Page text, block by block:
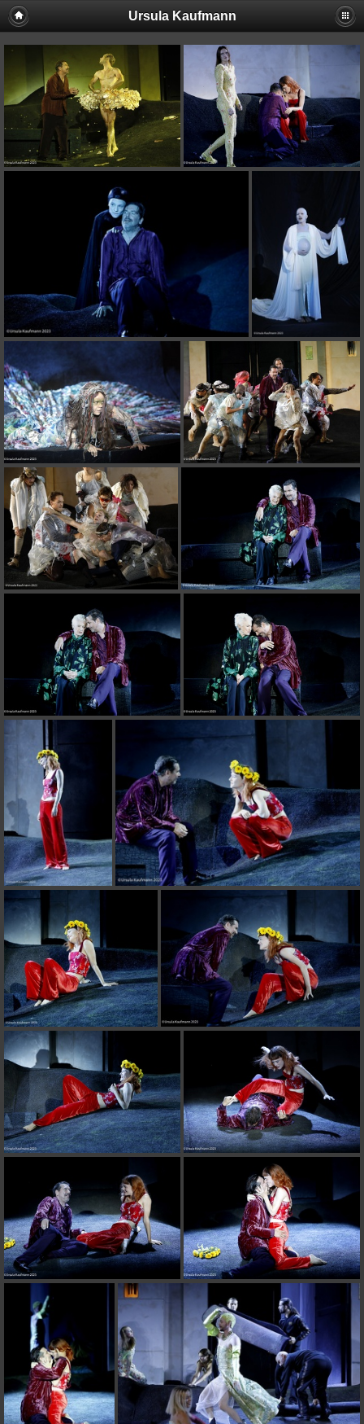
Ursula Kaufmann